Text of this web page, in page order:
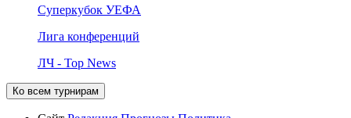
Суперкубок УЕФА
Лига конференций
ЛЧ - Top News
Ко всем турнирам